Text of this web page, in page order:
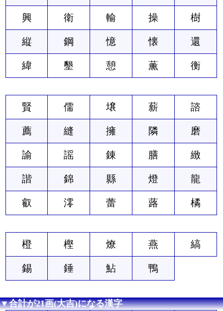
興 衛 輸 操 樹
縦 鋼 憶 懐 還
緯 墾 憩 薫 衡
賢 儒 壌 薪 諮
薦 縫 擁 隣 磨
諭 謡 錬 膳 緻
諧 錦 縣 燈 龍
叡 澪 蕾 蕗 橘
橙 樫 燎 燕 縞
錫 錘 鮎 鴨
▼合計が21画(大吉)になる漢字